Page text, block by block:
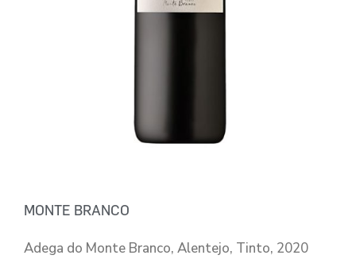
MONTE BRANCO
Adega do Monte Branco, Alentejo, Tinto, 2020